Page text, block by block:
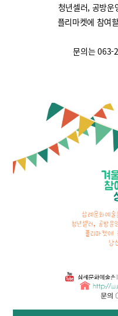
청년셀러, 공방
플리마켓에 참여
문의는 063-